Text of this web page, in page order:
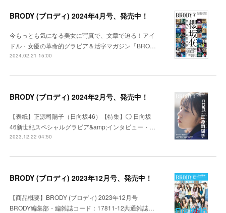
BRODY (ブロディ) 2024年4月号、発売中！
今もっとも気になる美女に写真で、文章で迫る！アイ
ドル・女優の革命的グラビア＆活字マガジン「BRO…
2024.02.21 15:00
BRODY (ブロディ) 2024年2月号、発売中！
【表紙】正源司陽子（日向坂46）【特集】◯ 日向坂
46新世紀スペシャルグラビア&amp;インタビュー・…
2023.12.22 04:50
BRODY (ブロディ) 2023年12月号、発売中！
【商品概要】BRODY (ブロディ) 2023年12月号
BRODY編集部・編雑誌コード：17811-12共通雑誌…